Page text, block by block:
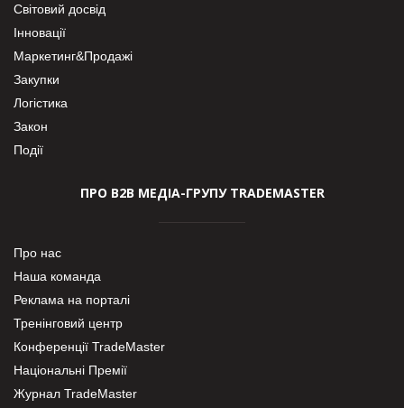
Світовий досвід
Інновації
Маркетинг&Продажі
Закупки
Логістика
Закон
Події
ПРО В2В МЕДІА-ГРУПУ TRADEMASTER
Про нас
Наша команда
Реклама на порталі
Тренінговий центр
Конференції TradeMaster
Національні Премії
Журнал TradeMaster